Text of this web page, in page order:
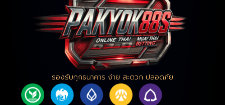
รองรับทุกธนาคาร ง่าย สะดวก ปลอดภัย